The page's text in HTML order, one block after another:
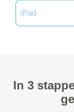
iPad
In 3